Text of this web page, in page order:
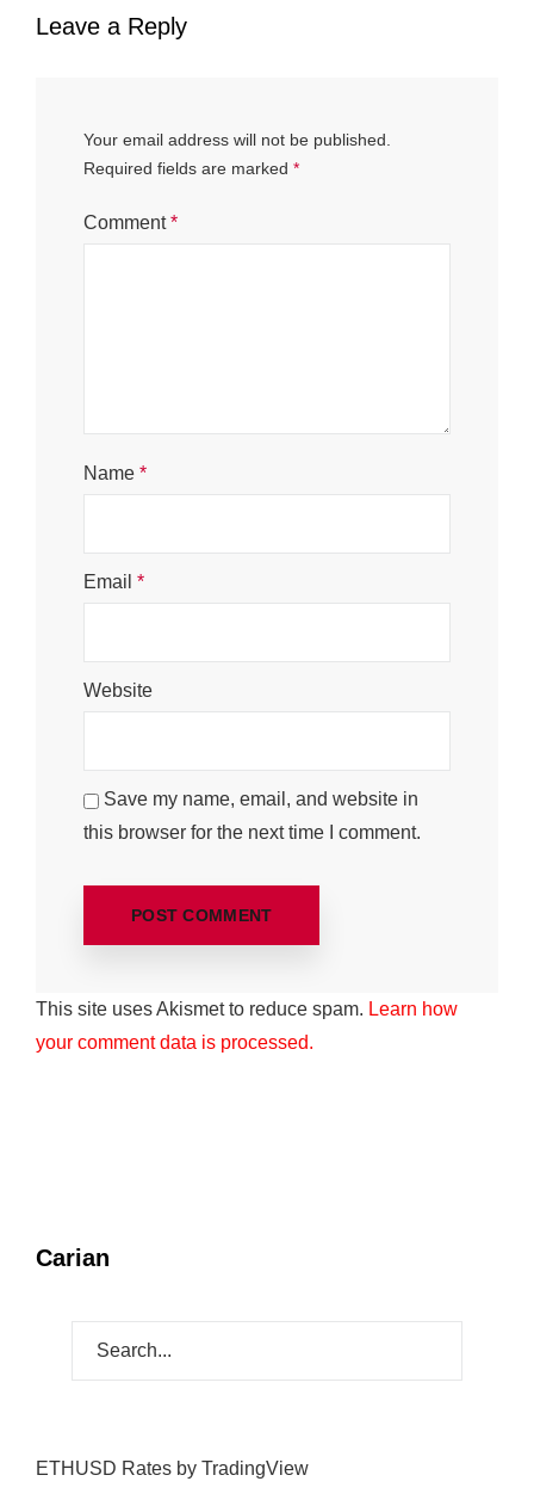
Leave a Reply
Your email address will not be published.
Required fields are marked *
Comment*
Name *
Email *
Website
Save my name, email, and website in
this browser for the next time I comment.
This site uses Akismet to reduce spam. Learn how
your comment data is processed.
Carian
ETHUSD Rates by TradingView